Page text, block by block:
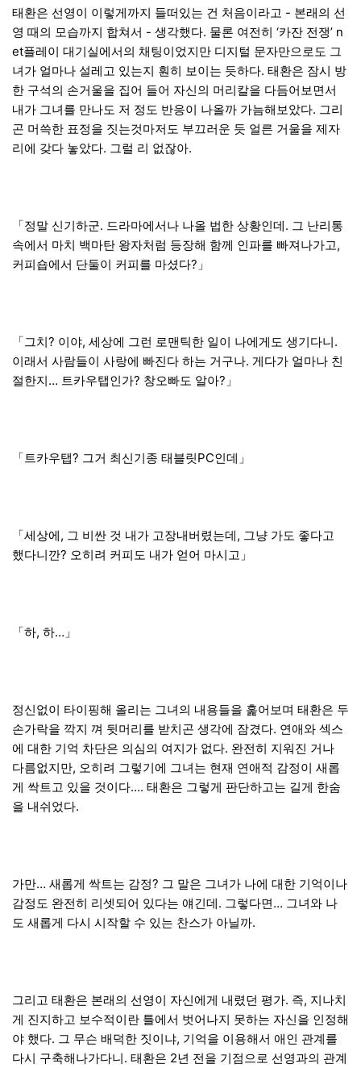
태환은 선영이 이렇게까지 들떠있는 건 처음이라고 - 본래의 선
영 때의 모습까지 합쳐서 - 생각했다. 물론 여전히 ‘카잔 전쟁’ n
et플레이 대기실에서의 채팅이었지만 디지털 문자만으로도 그
녀가 얼마나 설레고 있는지 훤히 보이는 듯하다. 태환은 잠시 방
한 구석의 손거울을 집어 들어 자신의 머리칼을 다듬어보면서
내가 그녀를 만나도 저 정도 반응이 나올까 가늠해보았다. 그리
곤 머쓱한 표정을 짓는것마저도 부끄러운 듯 얼른 거울을 제자
리에 갖다 놓았다. 그럴 리 없잖아.
「정말 신기하군. 드라마에서나 나올 법한 상황인데. 그 난리통
속에서 마치 백마탄 왕자처럼 등장해 함께 인파를 빠져나가고,
커피숍에서 단둘이 커피를 마셨다?」
「그치? 이야, 세상에 그런 로맨틱한 일이 나에게도 생기다니.
이래서 사람들이 사랑에 빠진다 하는 거구나. 게다가 얼마나 친
절한지… 트카우탭인가? 창오빠도 알아?」
「트카우탭? 그거 최신기종 태블릿PC인데」
「세상에, 그 비싼 것 내가 고장내버렸는데, 그냥 가도 좋다고
했다니깐? 오히려 커피도 내가 얻어 마시고」
「하, 하…」
정신없이 타이핑해 올리는 그녀의 내용들을 훑어보며 태환은 두
손가락을 깍지 껴 뒷머리를 받치곤 생각에 잠겼다. 연애와 섹스
에 대한 기억 차단은 의심의 여지가 없다. 완전히 지워진 거나
다름없지만, 오히려 그렇기에 그녀는 현재 연애적 감정이 새롭
게 싹트고 있을 것이다…. 태환은 그렇게 판단하고는 길게 한숨
을 내쉬었다.
가만… 새롭게 싹트는 감정? 그 말은 그녀가 나에 대한 기억이나
감정도 완전히 리셋되어 있다는 얘긴데. 그렇다면… 그녀와 나
도 새롭게 다시 시작할 수 있는 찬스가 아닐까.
그리고 태환은 본래의 선영이 자신에게 내렸던 평가. 즉, 지나치
게 진지하고 보수적이란 틀에서 벗어나지 못하는 자신을 인정해
야 했다. 그 무슨 배덕한 짓이냐, 기억을 이용해서 애인 관계를
다시 구축해나가다니. 태환은 2년 전을 기점으로 선영과의 관계